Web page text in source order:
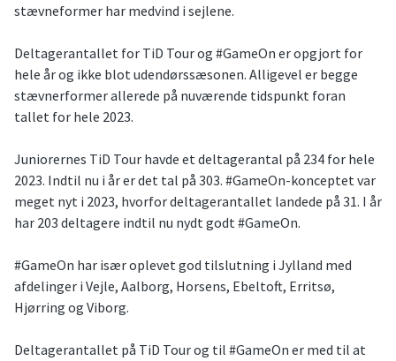
stævneformer har medvind i sejlene.
Deltagerantallet for TiD Tour og #GameOn er opgjort for
hele år og ikke blot udendørssæsonen. Alligevel er begge
stævnerformer allerede på nuværende tidspunkt foran
tallet for hele 2023.
Juniorernes TiD Tour havde et deltagerantal på 234 for hele
2023. Indtil nu i år er det tal på 303. #GameOn-konceptet var
meget nyt i 2023, hvorfor deltagerantallet landede på 31. I år
har 203 deltagere indtil nu nydt godt #GameOn.
#GameOn har især oplevet god tilslutning i Jylland med
afdelinger i Vejle, Aalborg, Horsens, Ebeltoft, Erritsø,
Hjørring og Viborg.
Deltagerantallet på TiD Tour og til #GameOn er med til at